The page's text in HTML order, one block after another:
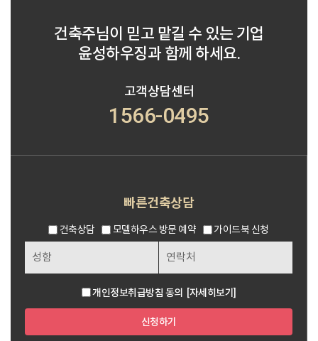
건축주님이 믿고 맡길 수 있는 기업
윤성하우징과 함께 하세요.
고객상담센터
1566-0495
빠른건축상담
건축상담 모델하우스 방문 예약 가이드북 신청
개인정보취급방침 동의 [자세히보기]
신청하기